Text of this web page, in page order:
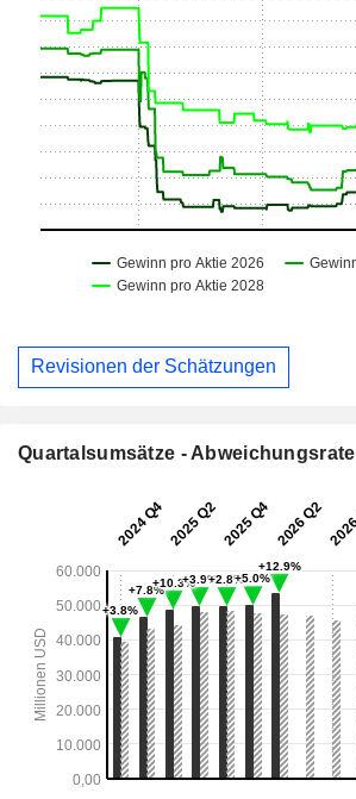
Revisionen der Schätzungen
Quartalsumsätze - Abweichungsrate